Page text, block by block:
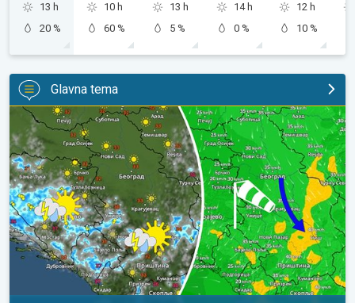
13 h
20 %
10 h
60 %
13 h
5 %
14 h
0 %
12 h
10 %
Glavna tema
Za koji stepen svežije, uz severni vetar. Tek poneki pljusak. . .